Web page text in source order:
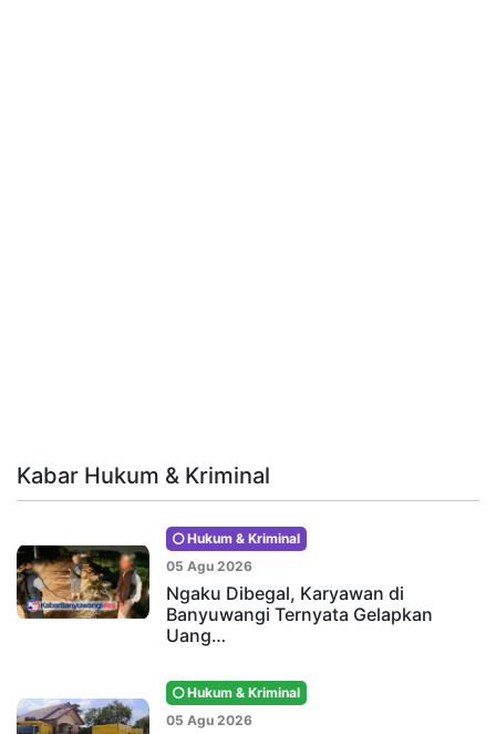
Kabar Hukum & Kriminal
Hukum & Kriminal
05 Agu 2026
Ngaku Dibegal, Karyawan di
Banyuwangi Ternyata Gelapkan
Uang…
Hukum & Kriminal
05 Agu 2026